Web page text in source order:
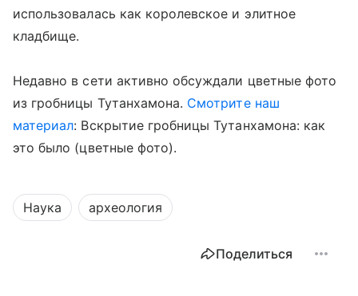
использовалась как королевское и элитное
кладбище.
Недавно в сети активно обсуждали цветные фото
из гробницы Тутанхамона. Смотрите наш
материал: Вскрытие гробницы Тутанхамона: как
это было (цветные фото).
Наука археология
Поделиться